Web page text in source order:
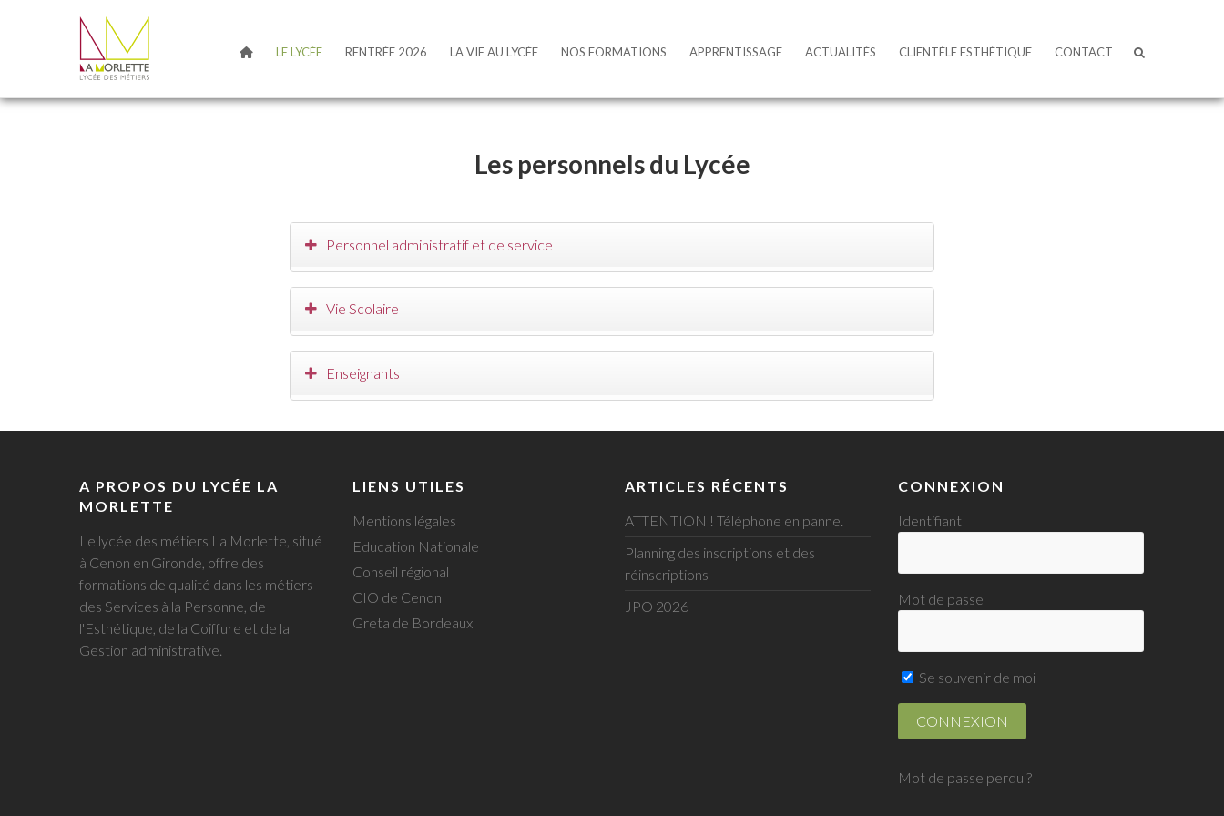
LE LYCÉE RENTRÉE 2026 LA VIE AU LYCÉE NOS FORMATIONS APPRENTISSAGE ACTUALITÉS CLIENTÈLE ESTHÉTIQUE CONTACT
Les équipes
Les personnels du Lycée
Personnel administratif et de service
Vie Scolaire
Enseignants
A PROPOS DU LYCÉE LA
MORLETTE
Le lycée des métiers La Morlette, situé
à Cenon en Gironde, offre des
formations de qualité dans les métiers
des Services à la Personne, de
l'Esthétique, de la Coiffure et de la
Gestion administrative.
LIENS UTILES
Mentions légales
Education Nationale
Conseil régional
CIO de Cenon
Greta de Bordeaux
ARTICLES RÉCENTS
ATTENTION ! Téléphone en panne.
Planning des inscriptions et des
réinscriptions
JPO 2026
CONNEXION
Identifiant
Mot de passe
Se souvenir de moi
Mot de passe perdu ?